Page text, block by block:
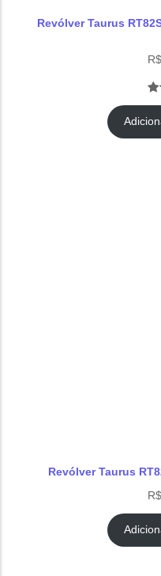
Revólver Taurus
R$
1
Revólver Taurus
R$